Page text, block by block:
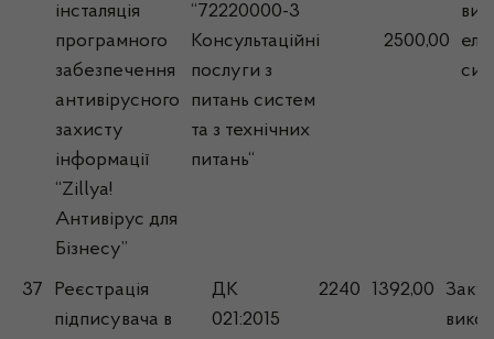
інсталяція
програмного
забезпечення
антивірусного
захисту
інформації
“Zillya!
Антивірус для
Бізнесу”
“72220000-3
Консультаційні
послуги з
питань систем
та з технічних
питань“
2500,00
37
Реєстрація
підписувача в
ДК
021:2015
2240 1392,00